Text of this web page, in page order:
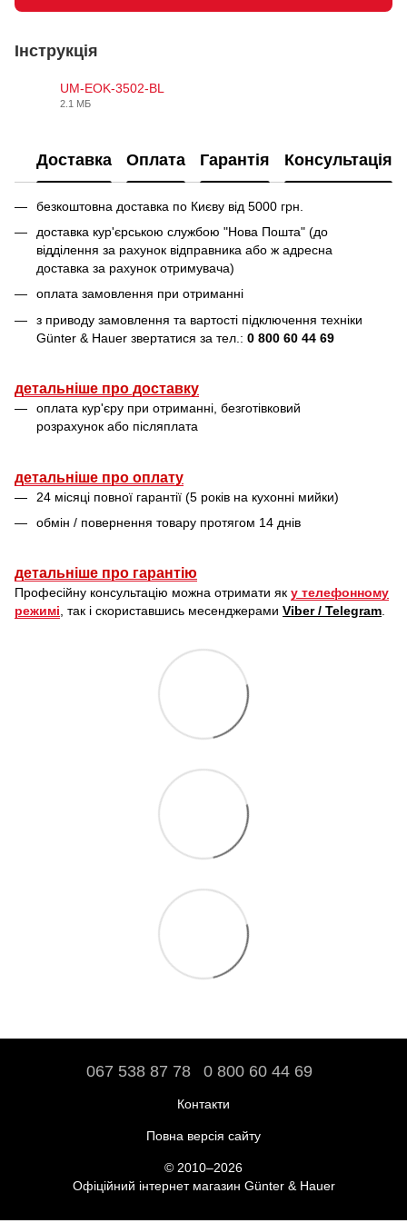
Інструкція
UM-EOK-3502-BL
2.1 МБ
Доставка Оплата Гарантія Консультація
безкоштовна доставка по Києву від 5000 грн.
доставка кур'єрською службою "Нова Пошта" (до
відділення за рахунок відправника або ж адресна
доставка за рахунок отримувача)
оплата замовлення при отриманні
з приводу замовлення та вартості підключення техніки
Günter & Hauer звертатися за тел.: 0 800 60 44 69
детальніше про доставку
оплата кур'єру при отриманні, безготівковий
розрахунок або післяплата
детальніше про оплату
24 місяці повної гарантії (5 років на кухонні мийки)
обмін / повернення товару протягом 14 днів
детальніше про гарантію
Професійну консультацію можна отримати як у телефонному
режимі, так і скориставшись месенджерами Viber / Telegram.
067 538 87 78 0 800 60 44 69
Контакти
Повна версія сайту
© 2010–2026
Офіційний інтернет магазин Günter & Hauer